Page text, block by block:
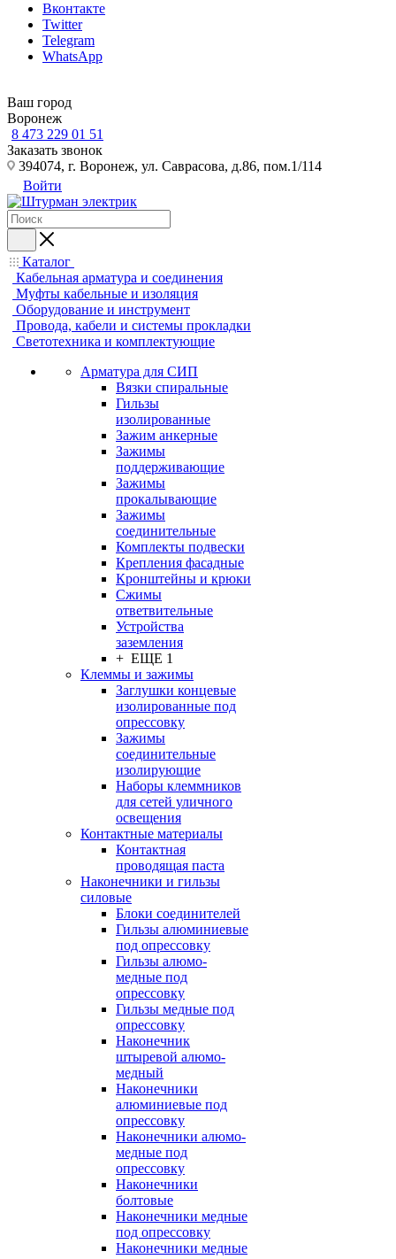
Вконтакте
Twitter
Telegram
WhatsApp
Ваш город
Воронеж
8 473 229 01 51
Заказать звонок
394074, г. Воронеж, ул. Саврасова, д.86, пом.1/114
Войти
Каталог
Кабельная арматура и соединения
Муфты кабельные и изоляция
Оборудование и инструмент
Провода, кабели и системы прокладки
Светотехника и комплектующие
Арматура для СИП
Вязки спиральные
Гильзы
изолированные
Зажим анкерные
Зажимы
поддерживающие
Зажимы
прокалывающие
Зажимы
соединительные
Комплекты подвески
Крепления фасадные
Кронштейны и крюки
Сжимы
ответвительные
Устройства
заземления
+ ЕЩЕ 1
Клеммы и зажимы
Заглушки концевые
изолированные под
опрессовку
Зажимы
соединительные
изолирующие
Наборы клеммников
для сетей уличного
освещения
Контактные материалы
Контактная
проводящая паста
Наконечники и гильзы
силовые
Блоки соединителей
Гильзы алюминиевые
под опрессовку
Гильзы алюмо-
медные под
опрессовку
Гильзы медные под
опрессовку
Наконечник
штыревой алюмо-
медный
Наконечники
алюминиевые под
опрессовку
Наконечники алюмо-
медные под
опрессовку
Наконечники
болтовые
Наконечники медные
под опрессовку
Наконечники медные